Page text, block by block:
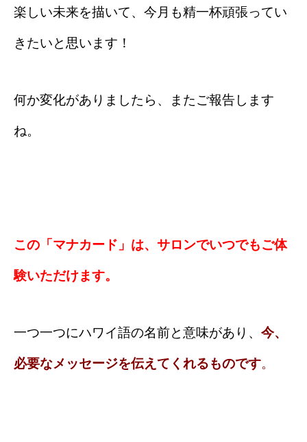
楽しい未来を描いて、今月も精一杯頑張ってい
きたいと思います！
何か変化がありましたら、またご報告します
ね。
この「マナカード」は、サロンでいつでもご体
験いただけます。
一つ一つにハワイ語の名前と意味があり、 今、
必要なメッセージを伝えてくれるものです。